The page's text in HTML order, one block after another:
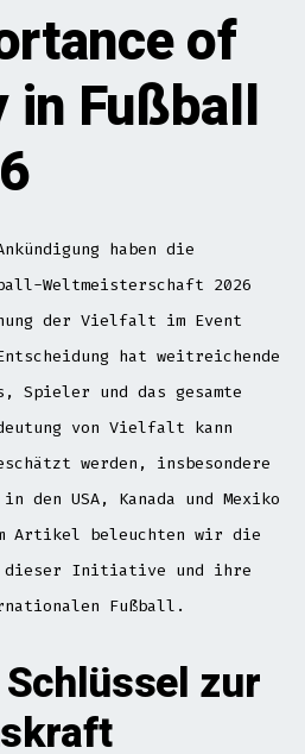
of
in Fußball
haben die
Weltmeisterschaft 2026
der Vielfalt im Event
hat weitreichende
Spieler und das gesamte
von Vielfalt kann
werden, insbesondere
den USA, Kanada und Mexiko
Artikel beleuchten wir die
dieser Initiative und ihre
Fußball.
zur